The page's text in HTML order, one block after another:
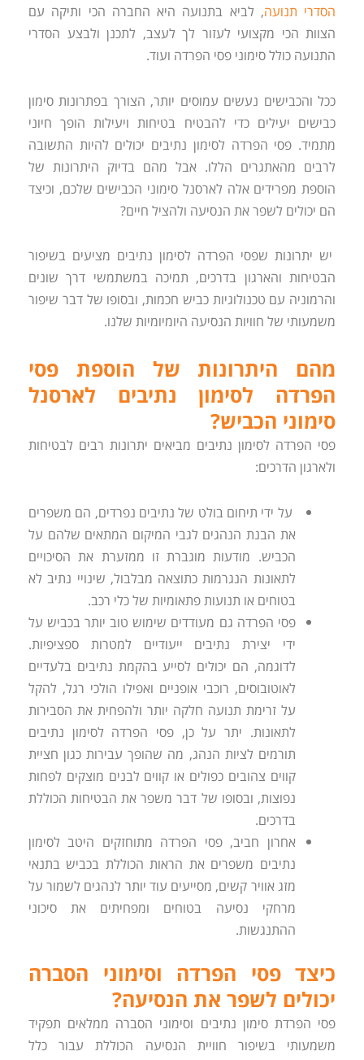
הסדרי תנועה, לביא בתנועה היא החברה הכי ותיקה עם
הצוות הכי מקצועי לעזור לך לעצב, לתכנן ולבצע הסדרי
התנועה כולל סימוני פסי הפרדה ועוד.
ככל והכבישים נעשים עמוסים יותר, הצורך בפתרונות סימון
כבישים יעילים כדי להבטיח בטיחות ויעילות הופך חיוני
מתמיד. פסי הפרדה לסימון נתיבים יכולים להיות התשובה
לרבים מהאתגרים הללו. אבל מהם בדיוק היתרונות של
הוספת מפרידים אלה לארסנל סימוני הכבישים שלכם, וכיצד
הם יכולים לשפר את הנסיעה ולהציל חיים?
יש יתרונות שפסי הפרדה לסימון נתיבים מציעים בשיפור
הבטיחות והארגון בדרכים, תמיכה במשתמשי דרך שונים
והרמוניה עם טכנולוגיות כביש חכמות, ובסופו של דבר שיפור
משמעותי של חוויות הנסיעה היומיומיות שלנו.
מהם היתרונות של הוספת פסי
הפרדה לסימון נתיבים לארסנל
סימוני הכביש?
פסי הפרדה לסימון נתיבים מביאים יתרונות רבים לבטיחות
ולארגון הדרכים:
על ידי תיחום בולט של נתיבים נפרדים, הם משפרים
את הבנת הנהגים לגבי המיקום המתאים שלהם על
הכביש. מודעות מוגברת זו ממזערת את הסיכויים
לתאונות הנגרמות כתוצאה מבלבול, שינויי נתיב לא
בטוחים או תנועות פתאומיות של כלי רכב.
פסי הפרדה גם מעודדים שימוש טוב יותר בכביש על
ידי יצירת נתיבים ייעודיים למטרות ספציפיות.
לדוגמה, הם יכולים לסייע בהקמת נתיבים בלעדיים
לאוטובוסים, רוכבי אופניים ואפילו הולכי רגל, להקל
על זרימת תנועה חלקה יותר ולהפחית את הסבירות
לתאונות. יתר על כן, פסי הפרדה לסימון נתיבים
תורמים לציות הנהג, מה שהופך עבירות כגון חציית
קווים צהובים כפולים או קווים לבנים מוצקים לפחות
נפוצות, ובסופו של דבר משפר את הבטיחות הכוללת
בדרכים.
אחרון חביב, פסי הפרדה מתוחזקים היטב לסימון
נתיבים משפרים את הראות הכוללת בכביש בתנאי
מזג אוויר קשים, מסייעים עוד יותר לנהגים לשמור על
מרחקי נסיעה בטוחים ומפחיתים את סיכוני
ההתנגשות.
כיצד פסי הפרדה וסימוני הסברה
יכולים לשפר את הנסיעה?
פסי הפרדת סימון נתיבים וסימוני הסברה ממלאים תפקיד
משמעותי בשיפור חוויית הנסיעה הכוללת עבור כלל